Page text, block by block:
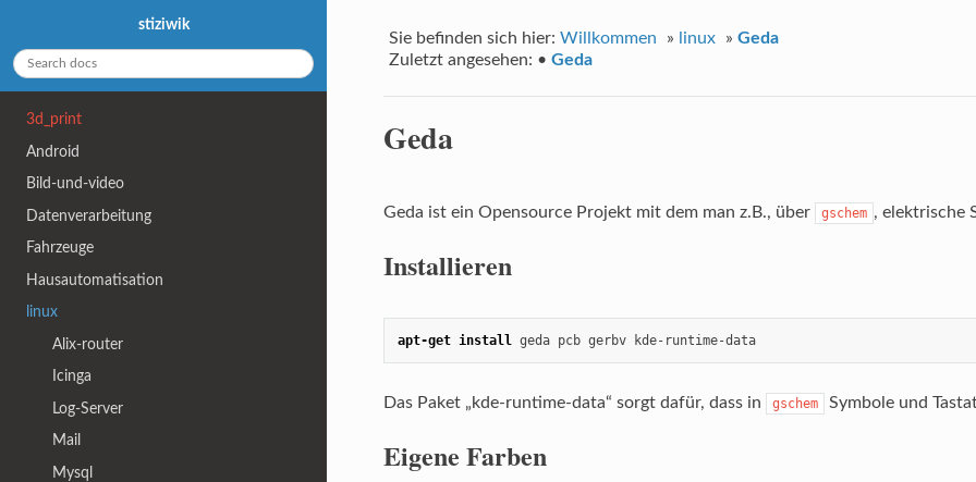
Sie befinden sich hier:Willkommen » linux »Geda
Zuletzt angesehen: • Geda
Geda
Geda ist ein Opensource Projekt mit dem man z.B., über gschem , elektrische
Installieren
apt-get install geda pcb gerbv kde-runtime-data
Das Paket „kde-runtime-data“ sorgt dafür, dass in gschem Symbole und
Eigene Farben
stiziwik
3d_print
Android
Bild-und-video
Datenverarbeitung
Fahrzeuge
Hausautomatisation
linux
Alix-router
Icinga
Log-Server
Mail
Mysql